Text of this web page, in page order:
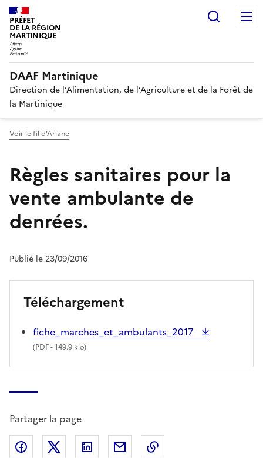
PRÉFET
DE LA RÉGION
MARTINIQUE
DAAF Martinique
Direction de l’Alimentation, de l’Agriculture et de la Forêt de
la Martinique
Voir le fil d'Ariane
Règles sanitaires pour la
vente ambulante de
denrées.
Publié le 23/09/2016
Téléchargement
fiche_marches_et_ambulants_2017
(PDF- 149.9 kio)
Partager la page
Partager sur Facebook
Partager sur X (anciennement Twitter)
Partager sur LinkedIn
Partager par email